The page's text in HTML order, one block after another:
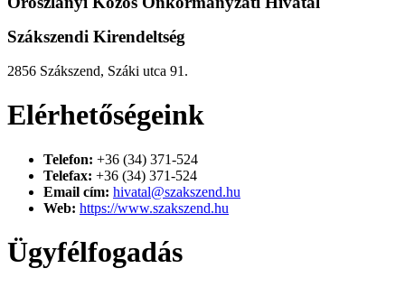
Szákszendi Kirendeltség
2856 Szákszend, Száki utca 91.
Elérhetőségeink
Telefon: +36 (34) 371-524
Telefax: +36 (34) 371-524
Email cím: hivatal@szakszend.hu
Web: https://www.szakszend.hu
Ügyfélfogadás